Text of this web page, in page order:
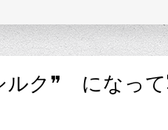
ク❞ になって